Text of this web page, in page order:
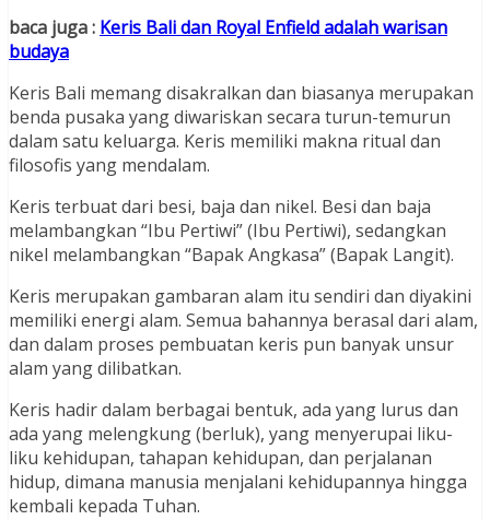
baca juga : Keris Bali dan Royal Enfield adalah warisan
budaya
Keris Bali memang disakralkan dan biasanya merupakan
benda pusaka yang diwariskan secara turun-temurun
dalam satu keluarga. Keris memiliki makna ritual dan
filosofis yang mendalam.
Keris terbuat dari besi, baja dan nikel. Besi dan baja
melambangkan “Ibu Pertiwi” (Ibu Pertiwi), sedangkan
nikel melambangkan “Bapak Angkasa” (Bapak Langit).
Keris merupakan gambaran alam itu sendiri dan diyakini
memiliki energi alam. Semua bahannya berasal dari alam,
dan dalam proses pembuatan keris pun banyak unsur
alam yang dilibatkan.
Keris hadir dalam berbagai bentuk, ada yang lurus dan
ada yang melengkung (berluk), yang menyerupai liku-
liku kehidupan, tahapan kehidupan, dan perjalanan
hidup, dimana manusia menjalani kehidupannya hingga
kembali kepada Tuhan.